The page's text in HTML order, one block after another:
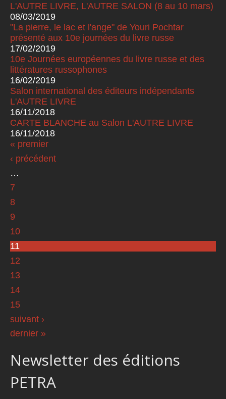
L'AUTRE LIVRE, L'AUTRE SALON (8 au 10 mars)
08/03/2019
"La pierre, le lac et l'ange" de Youri Pochtar
présenté aux 10e journées du livre russe
17/02/2019
10e Journées européennes du livre russe et des
littératures russophones
16/02/2019
Salon international des éditeurs indépendants
L'AUTRE LIVRE
16/11/2018
CARTE BLANCHE au Salon L'AUTRE LIVRE
16/11/2018
Pages
« premier
‹ précédent
…
7
8
9
10
11
12
13
14
15
suivant ›
dernier »
Newsletter des éditions
PETRA